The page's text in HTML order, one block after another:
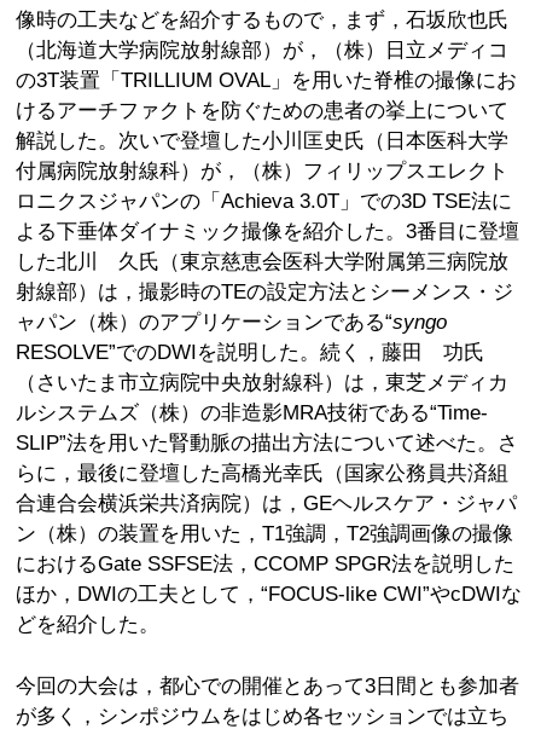
像時の工夫などを紹介するもので，まず，石坂欣也氏
（北海道大学病院放射線部）が，（株）日立メディコ
の3T装置「TRILLIUM OVAL」を用いた脊椎の撮像にお
けるアーチファクトを防ぐための患者の挙上について
解説した。次いで登壇した小川匡史氏（日本医科大学
付属病院放射線科）が，（株）フィリップスエレクト
ロニクスジャパンの「Achieva 3.0T」での3D TSE法に
よる下垂体ダイナミック撮像を紹介した。3番目に登壇
した北川 久氏（東京慈恵会医科大学附属第三病院放
射線部）は，撮影時のTEの設定方法とシーメンス・ジ
ャパン（株）のアプリケーションである“syngo
RESOLVE”でのDWIを説明した。続く，藤田 功氏
（さいたま市立病院中央放射線科）は，東芝メディカ
ルシステムズ（株）の非造影MRA技術である“Time-
SLIP”法を用いた腎動脈の描出方法について述べた。さ
らに，最後に登壇した高橋光幸氏（国家公務員共済組
合連合会横浜栄共済病院）は，GEヘルスケア・ジャパ
ン（株）の装置を用いた，T1強調，T2強調画像の撮像
におけるGate SSFSE法，CCOMP SPGR法を説明した
ほか，DWIの工夫として，“FOCUS-like CWI”やcDWIな
どを紹介した。
今回の大会は，都心での開催とあって3日間とも参加者
が多く，シンポジウムをはじめ各セッションでは立ち